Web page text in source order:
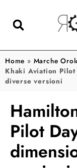
Home » Marche
Khaki Aviation
diverse versioni
Pilot